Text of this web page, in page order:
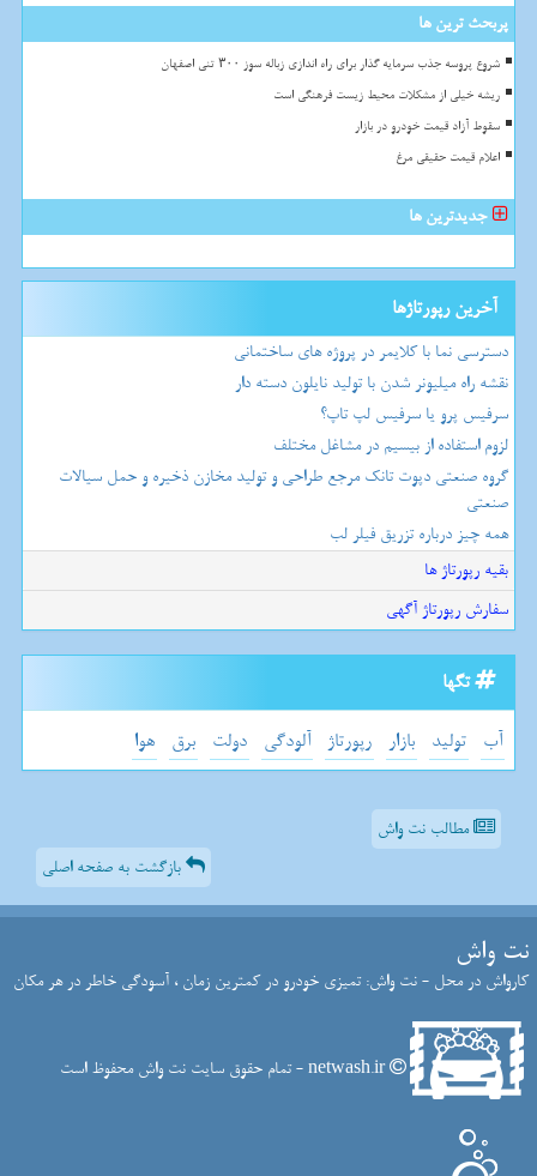
پربحث ترین ها
شروع پروسه جذب سرمایه گذار برای راه اندازی زباله سوز ۳۰۰ تنی اصفهان
ریشه خیلی از مشکلات محیط زیست فرهنگی است
سقوط آزاد قیمت خودرو در بازار
اعلام قیمت حقیقی مرغ
جدیدترین ها
آخرین رپورتاژها
دسترسی نما با کلایمر در پروژه های ساختمانی
نقشه راه میلیونر شدن با تولید نایلون دسته دار
سرفیس پرو یا سرفیس لپ تاپ؟
لزوم استفاده از بیسیم در مشاغل مختلف
گروه صنعتی دپوت تانک مرجع طراحی و تولید مخازن ذخیره و حمل سیالات
صنعتی
همه چیز درباره تزریق فیلر لب
بقیه رپورتاژ ها
سفارش رپورتاژ آگهی
تگها
آب تولید بازار رپورتاژ آلودگی دولت برق هوا
مطالب نت واش
بازگشت به صفحه اصلی
نت واش
کارواش در محل - نت واش: تمیزی خودرو در کمترین زمان ، آسودگی خاطر در هر مکان
netwash.ir - تمام حقوق سایت نت واش محفوظ است